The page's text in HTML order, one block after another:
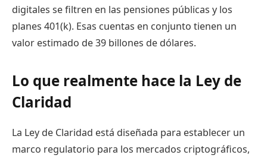
digitales se filtren en las pensiones públicas y los
planes 401(k). Esas cuentas en conjunto tienen un
valor estimado de 39 billones de dólares.
Lo que realmente hace la Ley de
Claridad
La Ley de Claridad está diseñada para establecer un
marco regulatorio para los mercados criptográficos,